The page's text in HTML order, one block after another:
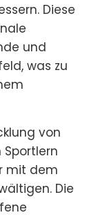
Diese
und
was zu
von
mit dem
Die